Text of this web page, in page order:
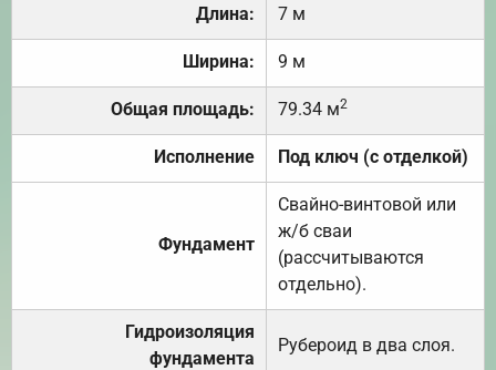
Длина: 7 м
Ширина: 9 м
Общая площадь: 79.34 м2
Исполнение Под ключ (с отделкой)
Фундамент
Свайно-винтовой или
ж/б сваи
(рассчитываются
отдельно).
Гидроизоляция
фундамента
Рубероид в два слоя.